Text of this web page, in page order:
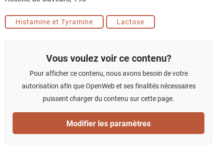
Histamine et Tyramine Lactose
Vous voulez voir ce contenu?
Pour afficher ce contenu, nous avons besoin de votre
autorisation afin que OpenWeb et ses finalités nécessaires
puissent charger du contenu sur cette page.
Modifier les paramètres